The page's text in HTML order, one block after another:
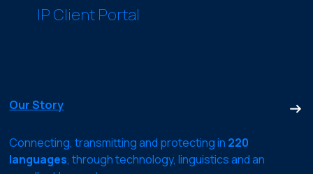
IP Client Portal
Our Story
Connecting, transmitting and protecting in 220
languages, through technology, linguistics and an